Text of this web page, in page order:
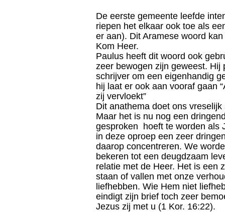
De eerste gemeente leefde
riepen het elkaar ook toe als
er aan). Dit Aramese woord
Kom Heer.
Paulus heeft dit woord ook
zeer bewogen zijn geweest.
schrijver om een eigenhandig
hij laat er ook aan vooraf gaan
zij vervloekt”
Dit anathema doet ons
Maar het is nu nog een
gesproken hoeft te worden als
in deze oproep een zeer
daarop concentreren. We
bekeren tot een deugdzaam
relatie met de Heer. Het is een
staan of vallen met onze
liefhebben. Wie Hem niet
eindigt zijn brief toch zeer
Jezus zij met u (1 Kor. 16:22).